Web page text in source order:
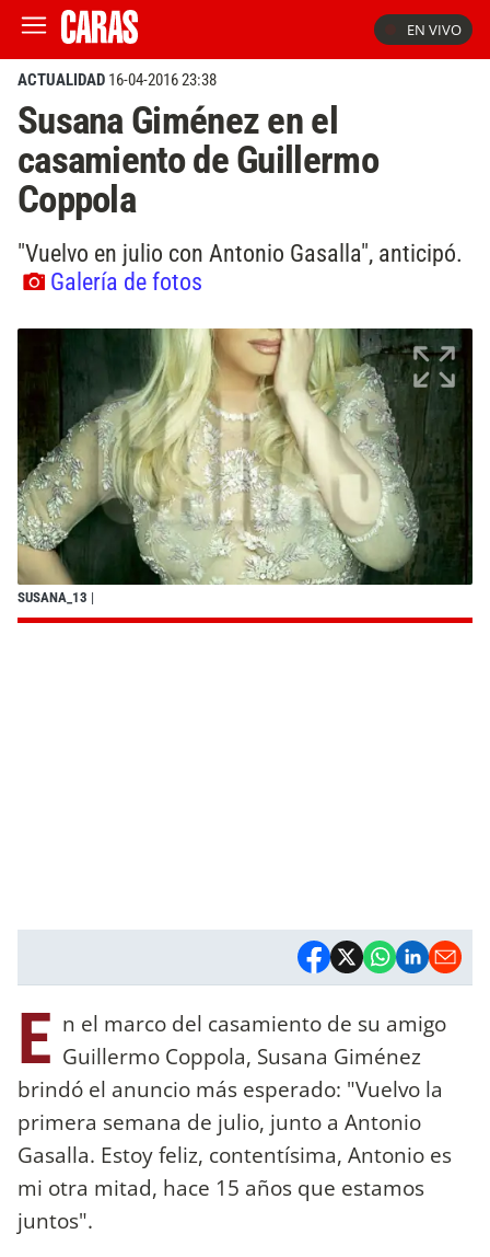
EN VIVO
ACTUALIDAD 16-04-2016 23:38
Susana Giménez en el
casamiento de Guillermo
Coppola
"Vuelvo en julio con Antonio Gasalla", anticipó.
Galería de fotos
SUSANA_13 |
E n el marco del casamiento de su amigo
Guillermo Coppola, Susana Giménez
brindó el anuncio más esperado: "Vuelvo la
primera semana de julio, junto a Antonio
Gasalla. Estoy feliz, contentísima, Antonio es
mi otra mitad, hace 15 años que estamos
juntos".